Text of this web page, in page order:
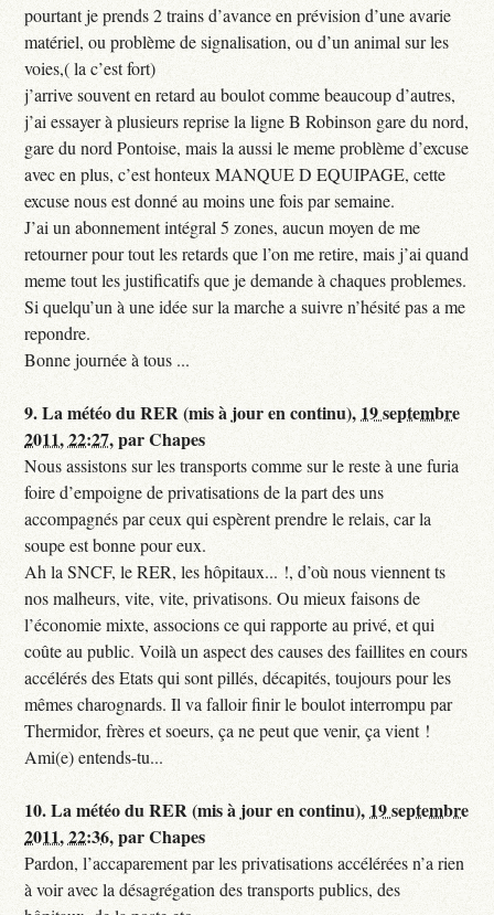
pourtant je prends 2 trains d’avance en prévision d’une avarie
matériel, ou problème de signalisation, ou d’un animal sur les
voies,( la c’est fort)
j’arrive souvent en retard au boulot comme beaucoup d’autres,
j’ai essayer à plusieurs reprise la ligne B Robinson gare du nord,
gare du nord Pontoise, mais la aussi le meme problème d’excuse
avec en plus, c’est honteux MANQUE D EQUIPAGE, cette
excuse nous est donné au moins une fois par semaine.
J’ai un abonnement intégral 5 zones, aucun moyen de me
retourner pour tout les retards que l’on me retire, mais j’ai quand
meme tout les justificatifs que je demande à chaques problemes.
Si quelqu’un à une idée sur la marche a suivre n’hésité pas a me
repondre.
Bonne journée à tous ...
9.La météo du RER (mis à jour en continu), 19 septembre
2011, 22:27,parChapes
Nous assistons sur les transports comme sur le reste à une furia
foire d’empoigne de privatisations de la part des uns
accompagnés par ceux qui espèrent prendre le relais, car la
soupe est bonne pour eux.
Ah la SNCF, le RER, les hôpitaux... !, d’où nous viennent ts
nos malheurs, vite, vite, privatisons. Ou mieux faisons de
l’économie mixte, associons ce qui rapporte au privé, et qui
coûte au public. Voilà un aspect des causes des faillites en cours
accélérés des Etats qui sont pillés, décapités, toujours pour les
mêmes charognards. Il va falloir finir le boulot interrompu par
Thermidor, frères et soeurs, ça ne peut que venir, ça vient !
Ami(e) entends-tu...
10.La météo du RER (mis à jour en continu), 19 septembre
2011, 22:36,parChapes
Pardon, l’accaparement par les privatisations accélérées n’a rien
à voir avec la désagrégation des transports publics, des